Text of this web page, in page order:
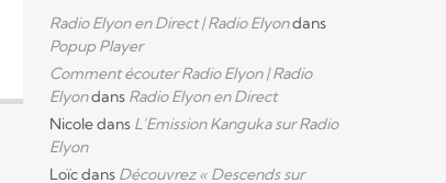
Radio Elyon en Direct | Radio Elyondans
Popup Player
Comment écouter Radio Elyon | Radio
Elyondans Radio Elyon en Direct
Nicoledans L’Emission Kanguka sur Radio
Elyon
Loïcdans Découvrez « Descends sur